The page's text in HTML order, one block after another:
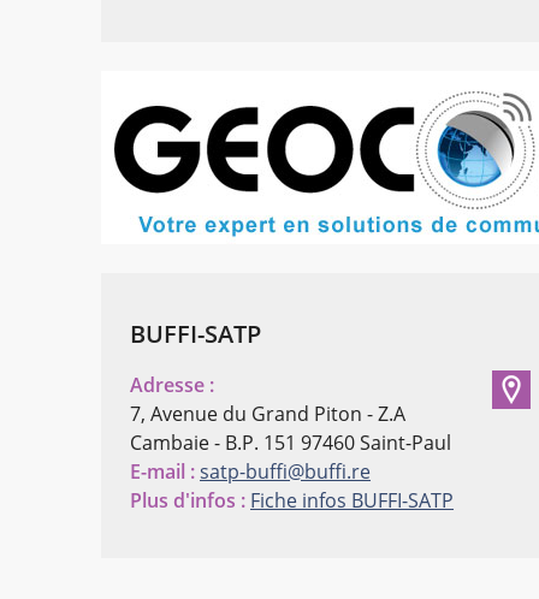
BUFFI-SATP
Adresse :
7, Avenue du Grand Piton - Z.A
Cambaie - B.P. 151 97460 Saint-Paul
E-mail :satp-buffi@buffi.re
Plus d'infos : Fiche infos BUFFI-SATP